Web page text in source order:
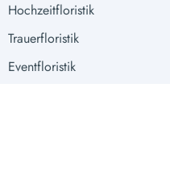
Hochzeitfloristik
Trauerfloristik
Eventfloristik